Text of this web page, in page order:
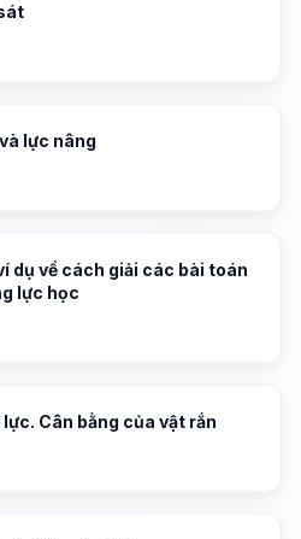
lực nâng
dụ về cách giải các bài toán
lực học
Cân bằng của vật rắn